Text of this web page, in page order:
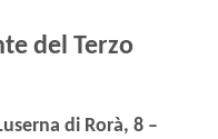
del Terzo
di Rorà, 8 –